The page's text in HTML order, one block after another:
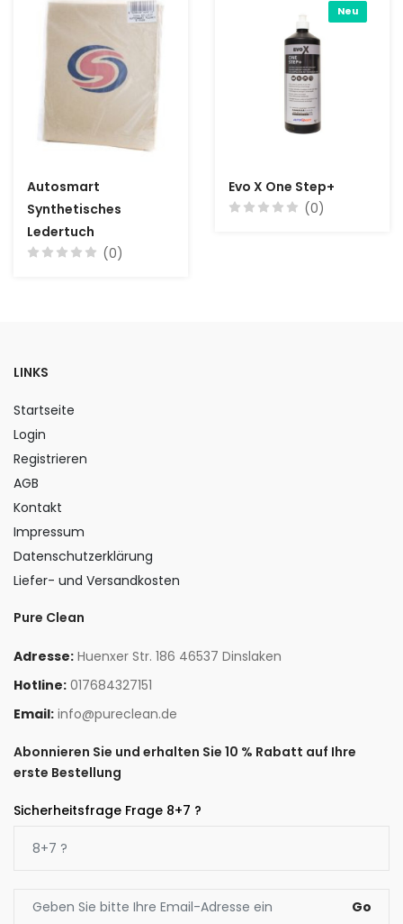
Autosmart
Synthetisches
Ledertuch
(0)
Neu
Evo X One Step+
(0)
LINKS
Startseite
Login
Registrieren
AGB
Kontakt
Impressum
Datenschutzerklärung
Liefer- und Versandkosten
Pure Clean
Adresse: Huenxer Str. 186 46537 Dinslaken
Hotline: 017684327151
Email: info@pureclean.de
Abonnieren Sie und erhalten Sie 10 % Rabatt auf Ihre
erste Bestellung
Sicherheitsfrage Frage 8+7 ?
Go